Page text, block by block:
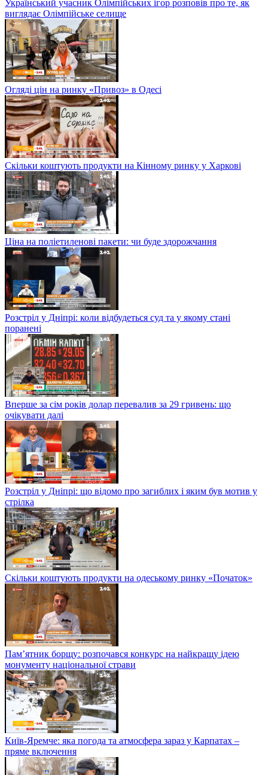
Український учасник Олімпійських ігор розповів про те, як
виглядає Олімпійське селище
Огляді цін на ринку «Привоз» в Одесі
Скільки коштують продукти на Кінному ринку у Харкові
Ціна на поліетиленові пакети: чи буде здорожчання
Розстріл у Дніпрі: коли відбудеться суд та у якому стані
поранені
Вперше за сім років долар перевалив за 29 гривень: що
очікувати далі
Розстріл у Дніпрі: що відомо про загиблих і яким був мотив у
стрілка
Скільки коштують продукти на одеському ринку «Початок»
Пам’ятник борщу: розпочався конкурс на найкращу ідею
монументу національної страви
Київ-Яремче: яка погода та атмосфера зараз у Карпатах –
пряме включення